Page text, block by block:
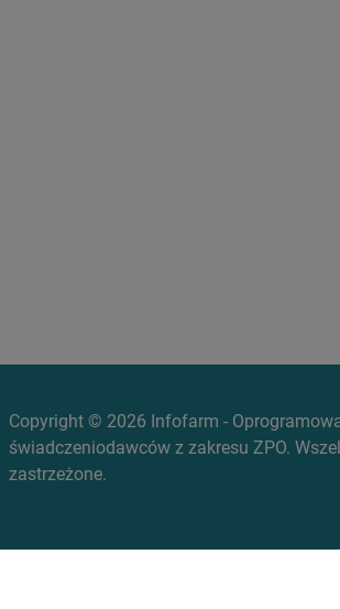
Copyright © 2026 Infofarm -
świadczeniodawców z zakresu ZPO.
zastrzeżone.